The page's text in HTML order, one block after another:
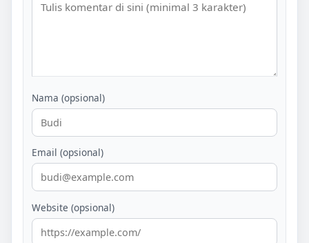
Nama (opsional)
Email (opsional)
Website (opsional)